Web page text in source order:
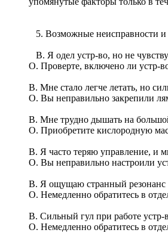
5. Возможные неисправности
В. Я одел устр-во, но не
О. Проверте, включено ли устр-
В. Мне стало легче летать, но
О. Вы неправильно закрепили
В. Мне трудно дышать на
О. Приобретите кислородную
В. Я часто теряю управление, и
О. Вы неправильно настроили
В. Я ощущаю странный резонанс
О. Немедленно обратитесь в
В. Сильный гул при работе устр-
О. Немедленно обратитесь в